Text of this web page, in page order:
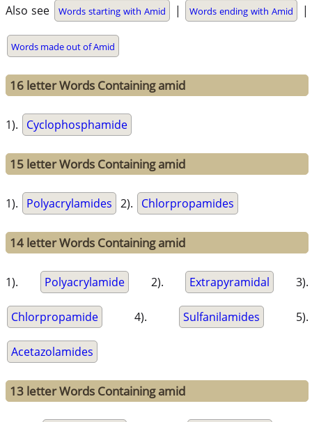
Also see Words starting with Amid | Words ending with Amid |
Words made out of Amid
16 letter Words Containing amid
1). Cyclophosphamide
15 letter Words Containing amid
1). Polyacrylamides 2). Chlorpropamides
14 letter Words Containing amid
1). Polyacrylamide 2). Extrapyramidal 3).
Chlorpropamide 4). Sulfanilamides 5).
Acetazolamides
13 letter Words Containing amid